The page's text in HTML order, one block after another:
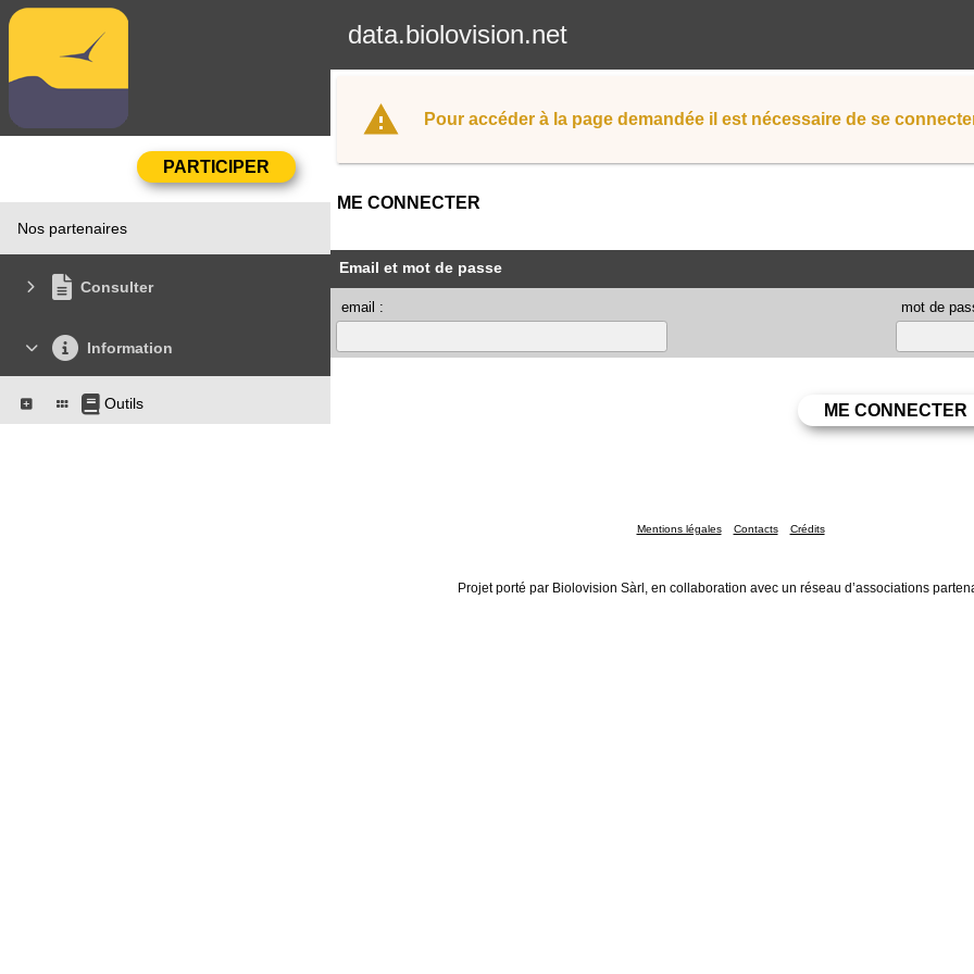
data.biolovision.net
Nos partenaires
Consulter
Information
Outils
Pour accéder à la page demandée il est nécessaire de se
ME CONNECTER
Email et mot de passe
email : mot de
Mentions légales Contacts Crédits
Projet porté par Biolovision Sàrl, en collaboration avec un réseau d’associations